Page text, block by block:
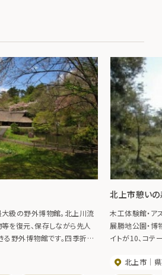
級の野外博物館。北上川流
を復元、保存しながら先人
る野外博物館です。四季折々
北上市憩い
木工体験館・ア
展勝地公園・博
イトが10、コテ
北上市